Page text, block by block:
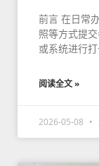
前言 在日常
照等方式提
或系统进行
阅读全文 »
2026-05-08